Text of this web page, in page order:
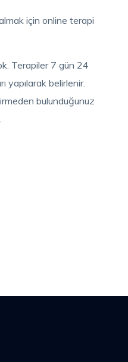
için online terapi
Terapiler 7 gün 24
yapılarak belirlenir.
bulunduğunuz